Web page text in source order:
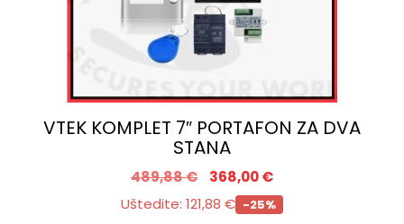
VTEK KOMPLET 7″ PORTAFON ZA DVA
STANA
489,88€ 368,00€
Uštedite: 121,88 € -25%